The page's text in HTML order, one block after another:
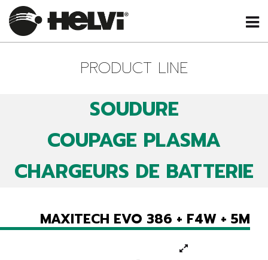
PRODUCT LINE
SOUDURE
COUPAGE PLASMA
CHARGEURS DE BATTERIE
MAXITECH EVO 386 + F4W + 5M